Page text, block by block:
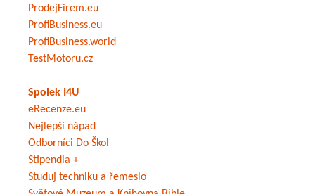
ProdejFirem.eu
ProfiBusiness.eu
ProfiBusiness.world
TestMotoru.cz
Spolek I4U
eRecenze.eu
Nejlepší nápad
Odborníci Do Škol
Stipendia +
Studuj techniku a řemeslo